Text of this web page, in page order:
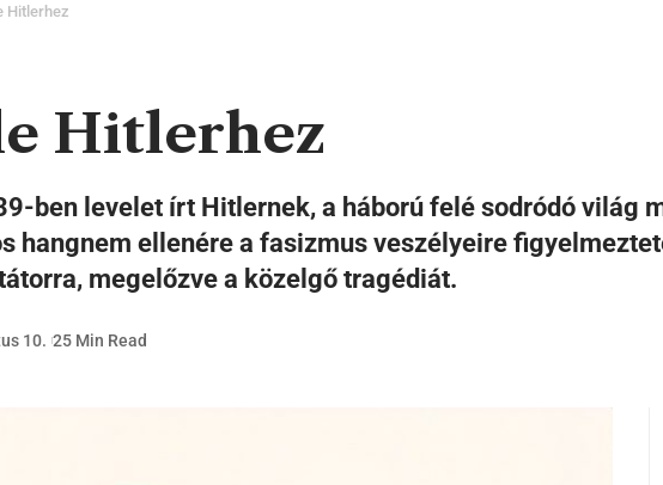
Hitlerhez
Hitlerhez
ben levelet írt Hitlernek, a háború felé sodródó világ
hangnem ellenére a fasizmus veszélyeire
megelőzve a közelgő tragédiát.
10. 25 Min Read